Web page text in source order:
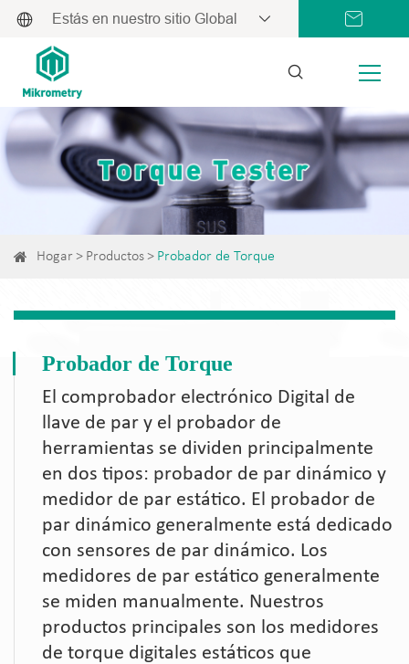
Estás en nuestro sitio Global
Hogar Productos Probador de Torque
Probador de Torque
El comprobador electrónico Digital de
llave de par y el probador de
herramientas se dividen principalmente
en dos tipos: probador de par dinámico y
medidor de par estático. El probador de
par dinámico generalmente está dedicado
con sensores de par dinámico. Los
medidores de par estático generalmente
se miden manualmente. Nuestros
productos principales son los medidores
de torque digitales estáticos que